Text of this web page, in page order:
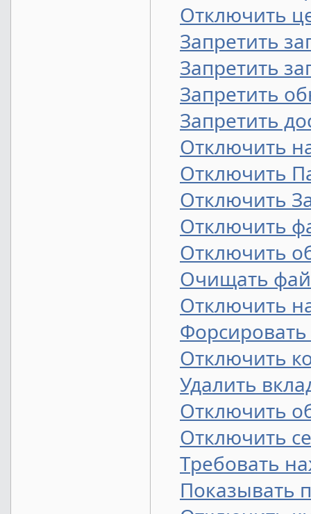
Отключить
Запретить
Запретить
Запретить
Запретить
Отключить
Отключить
Отключить
Отключить
Отключить
Очищать
Отключить
Отключить
Удалить
Отключить
Отключить
Требовать
Показывать